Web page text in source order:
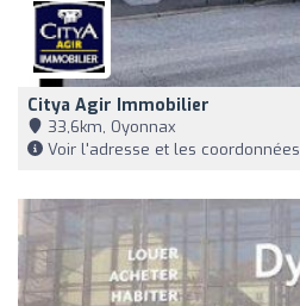
Citya Agir Immobilier
33,6km, Oyonnax
Voir l'adresse et les coordonnées